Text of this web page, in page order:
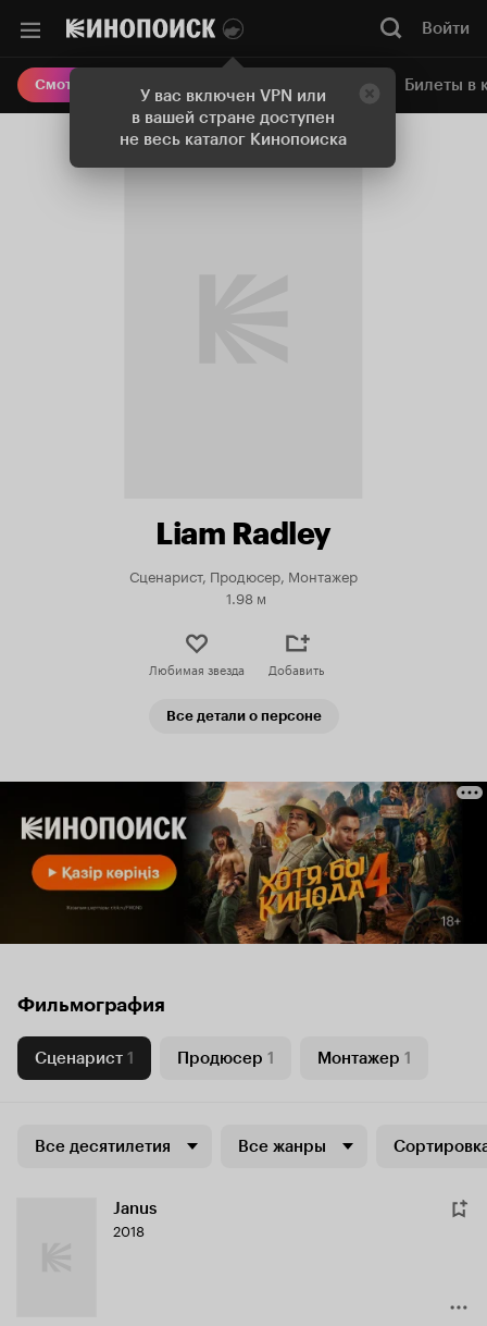
У вас включен VPN или
в вашей стране доступен
не весь каталог Кинопоиска
Войти
Смотреть кино Онлайн-кинотеатр Билеты в
Liam Radley
Сценарист, Продюсер, Монтажер
1.98 м
Любимая звезда Добавить
Все детали о персоне
Фильмография
Сценарист 1 Продюсер 1 Монтажер 1
Все десятилетия Все жанры
Janus
2018